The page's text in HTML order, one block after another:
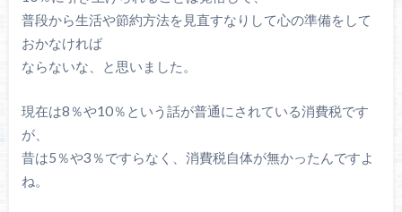
普段から生活や節約方法を見直すなりして心の準備をして
おかなければ
ならないな、と思いました。
現在は8％や10％という話が普通にされている消費税です
が、
昔は5％や3％ですらなく、消費税自体が無かったんですよ
ね。